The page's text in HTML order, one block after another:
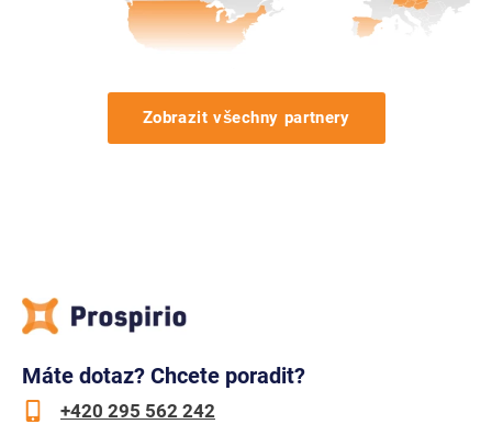
Zobrazit všechny partnery
Máte dotaz? Chcete poradit?
+420 295 562 242